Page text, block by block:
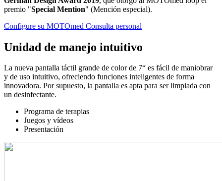
premio "Special Mention" (Mención especial).
Configure su MOTOmed Consulta personal
Unidad de manejo intuitivo
La nueva pantalla táctil grande de color de 7“ es fácil de maniobrar
y de uso intuitivo, ofreciendo funciones inteligentes de forma
innovadora. Por supuesto, la pantalla es apta para ser limpiada con
un desinfectante.
Programa de terapias
Juegos y vídeos
Presentación